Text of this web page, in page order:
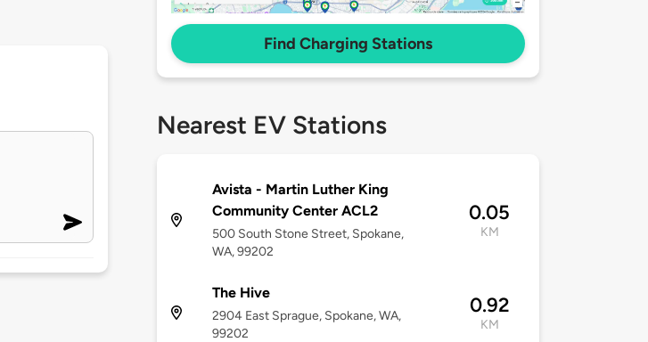
Find Charging Stations
Nearest EV Stations
Avista - Martin Luther King
Community Center ACL2
500 South Stone Street, Spokane,
WA, 99202
0.05
KM
The Hive
2904 East Sprague, Spokane, WA,
99202
0.92
KM